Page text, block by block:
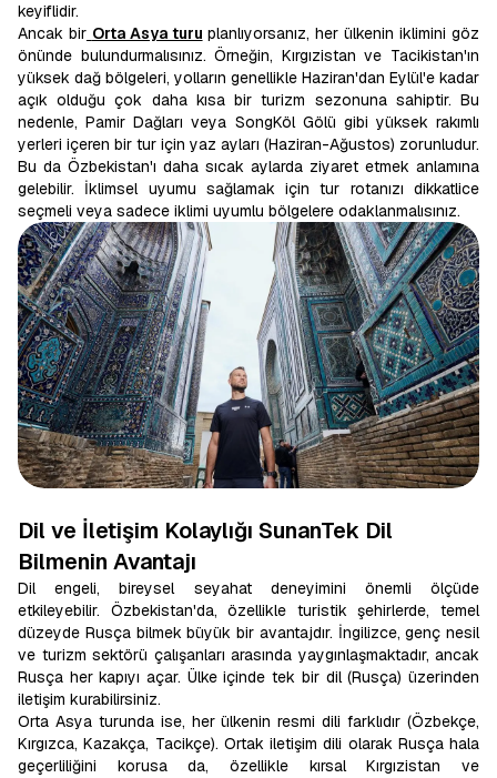
keyiflidir.
Ancak bir Orta Asya turu planlıyorsanız, her ülkenin iklimini göz
önünde bulundurmalısınız. Örneğin, Kırgızistan ve Tacikistan'ın
yüksek dağ bölgeleri, yolların genellikle Haziran'dan Eylül'e kadar
açık olduğu çok daha kısa bir turizm sezonuna sahiptir. Bu
nedenle, Pamir Dağları veya SongKöl Gölü gibi yüksek rakımlı
yerleri içeren bir tur için yaz ayları (Haziran-Ağustos) zorunludur.
Bu da Özbekistan'ı daha sıcak aylarda ziyaret etmek anlamına
gelebilir. İklimsel uyumu sağlamak için tur rotanızı dikkatlice
seçmeli veya sadece iklimi uyumlu bölgelere odaklanmalısınız.
Dil ve İletişim Kolaylığı SunanTek Dil
Bilmenin Avantajı
Dil engeli, bireysel seyahat deneyimini önemli ölçüde
etkileyebilir. Özbekistan'da, özellikle turistik şehirlerde, temel
düzeyde Rusça bilmek büyük bir avantajdır. İngilizce, genç nesil
ve turizm sektörü çalışanları arasında yaygınlaşmaktadır, ancak
Rusça her kapıyı açar. Ülke içinde tek bir dil (Rusça) üzerinden
iletişim kurabilirsiniz.
Orta Asya turunda ise, her ülkenin resmi dili farklıdır (Özbekçe,
Kırgızca, Kazakça, Tacikçe). Ortak iletişim dili olarak Rusça hala
geçerliliğini korusa da, özellikle kırsal Kırgızistan ve